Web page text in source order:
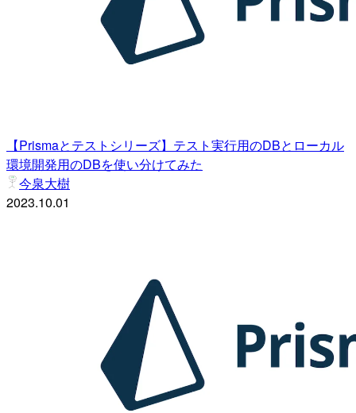
【Prismaとテストシリーズ】テスト実行用のDBとローカル
環境開発用のDBを使い分けてみた
今泉大樹
2023.10.01